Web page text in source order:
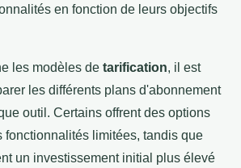
en fonction de leurs objectifs
les modèles de tarification, il est
les différents plans d'abonnement
outil. Certains offrent des options
fonctionnalités limitées, tandis que
un investissement initial plus élevé